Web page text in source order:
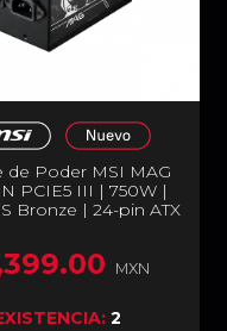
de Poder MSI MAG
PCIE5 III | 750W |
Bronze | 24-pin ATX
con ATX 3.1 y
5.1 | Negro | MAG
PCIE5 II
MXN
2